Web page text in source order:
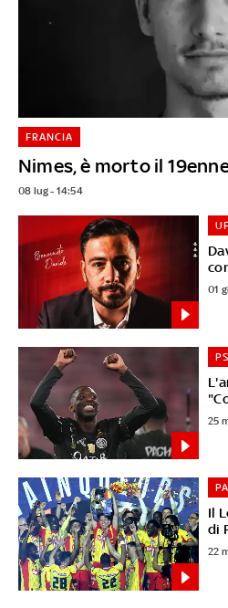
Nimes, è morto il
FRANCIA
08 lug - 14:54
01
25
Il
di
22